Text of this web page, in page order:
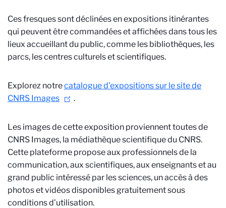
Ces fresques sont déclinées en expositions itinérantes
qui peuvent être commandées et affichées dans tous les
lieux accueillant du public, comme les bibliothèques, les
parcs, les centres culturels et scientifiques.
Explorez notrecatalogue d’expositions sur le site de
CNRS Images
.
Les images de cette exposition proviennent toutes de
CNRS Images, la médiathèque scientifique du CNRS.
Cette plateforme propose aux professionnels de la
communication, aux scientifiques, aux enseignants et au
grand public intéressé par les sciences, un accès à des
photos et vidéos disponibles gratuitement sous
conditions d’utilisation.